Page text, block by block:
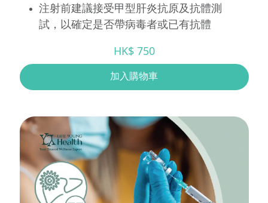
注射前建議接受甲型肝炎抗原及抗體測
試，以確定是否帶病毒者或已有抗體
HK$ 750
加入購物車